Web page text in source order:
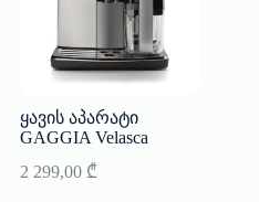
ყავის აპარატი
GAGGIA Velasca
2 299,00 ₾